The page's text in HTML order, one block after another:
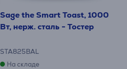
Sage the Smart Toast, 1000
Вт, нерж. сталь - Тостер
STA825BAL
На складе